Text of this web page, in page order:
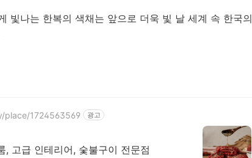
빛나는 한복의 색채는 앞으로 더욱 빛 날 세계 속 한국의
place/1724563569 광고
, 고급 인테리어, 숯불구이 전문점